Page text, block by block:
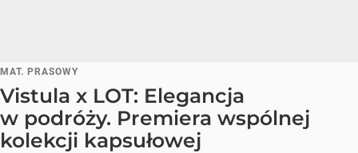
MAT. PRASOWY
Vistula x LOT: Elegancja
w podróży. Premiera wspólnej
kolekcji kapsułowej